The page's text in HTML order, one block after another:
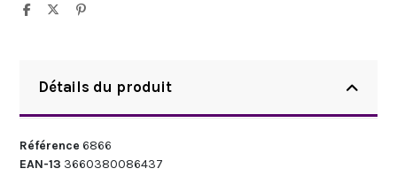
Détails du produit
Référence 6866
EAN-13 3660380086437